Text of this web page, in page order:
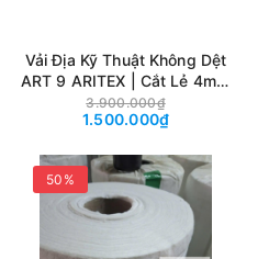
Vải Địa Kỹ Thuật Không Dệt
ART 9 ARITEX | Cắt Lẻ 4m ×
25m – 100m²
3.900.000₫
1.500.000₫
50%